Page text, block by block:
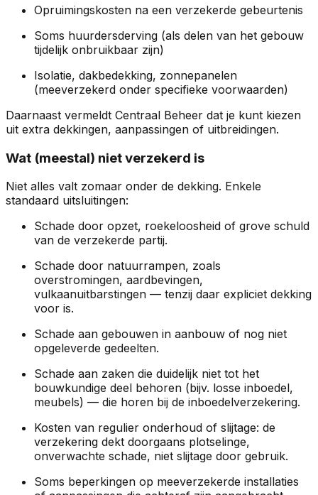
Opruimingskosten na een verzekerde gebeurtenis
Soms huurdersderving (als delen van het gebouw
tijdelijk onbruikbaar zijn)
Isolatie, dakbedekking, zonnepanelen
(meeverzekerd onder specifieke voorwaarden)
Daarnaast vermeldt Centraal Beheer dat je kunt kiezen
uit extra dekkingen, aanpassingen of uitbreidingen.
Wat (meestal) niet verzekerd is
Niet alles valt zomaar onder de dekking. Enkele
standaard uitsluitingen:
Schade door opzet, roekeloosheid of grove schuld
van de verzekerde partij.
Schade door natuurrampen, zoals
overstromingen, aardbevingen,
vulkaanuitbarstingen — tenzij daar expliciet dekking
voor is.
Schade aan gebouwen in aanbouw of nog niet
opgeleverde gedeelten.
Schade aan zaken die duidelijk niet tot het
bouwkundige deel behoren (bijv. losse inboedel,
meubels) — die horen bij de inboedelverzekering.
Kosten van regulier onderhoud of slijtage: de
verzekering dekt doorgaans plotselinge,
onverwachte schade, niet slijtage door gebruik.
Soms beperkingen op meeverzekerde installaties